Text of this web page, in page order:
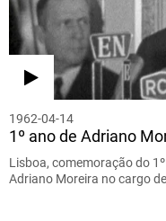
1962-04-14
1º ano de Adriano
Lisboa, comemoração do
Adriano Moreira no cargo